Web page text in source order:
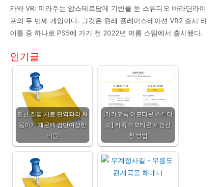
카약 VR: 미라주는 암스테르담에 기반을 둔 스튜디오 바라단라이
프의 두 번째 게임이다. 그것은 원래 플레이스테이션 VR2 출시 타
이틀 중 하나로 PS5에 가기 전 2022년 여름 스팀에서 출시됐다.
인기글
인천 질염 치료 면역과의 싸
움이기 때문에 검단여성한
의원
[카카오톡 이모티콘 스튜디
오] 카톡 이모티콘 제안신
청 방법